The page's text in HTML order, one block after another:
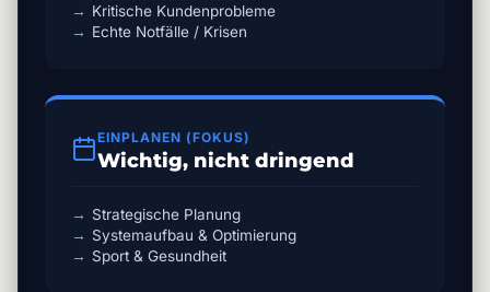
Kritische Kundenprobleme
Echte Notfälle / Krisen
EINPLANEN (FOKUS)
Wichtig, nicht dringend
Strategische Planung
Systemaufbau & Optimierung
Sport & Gesundheit